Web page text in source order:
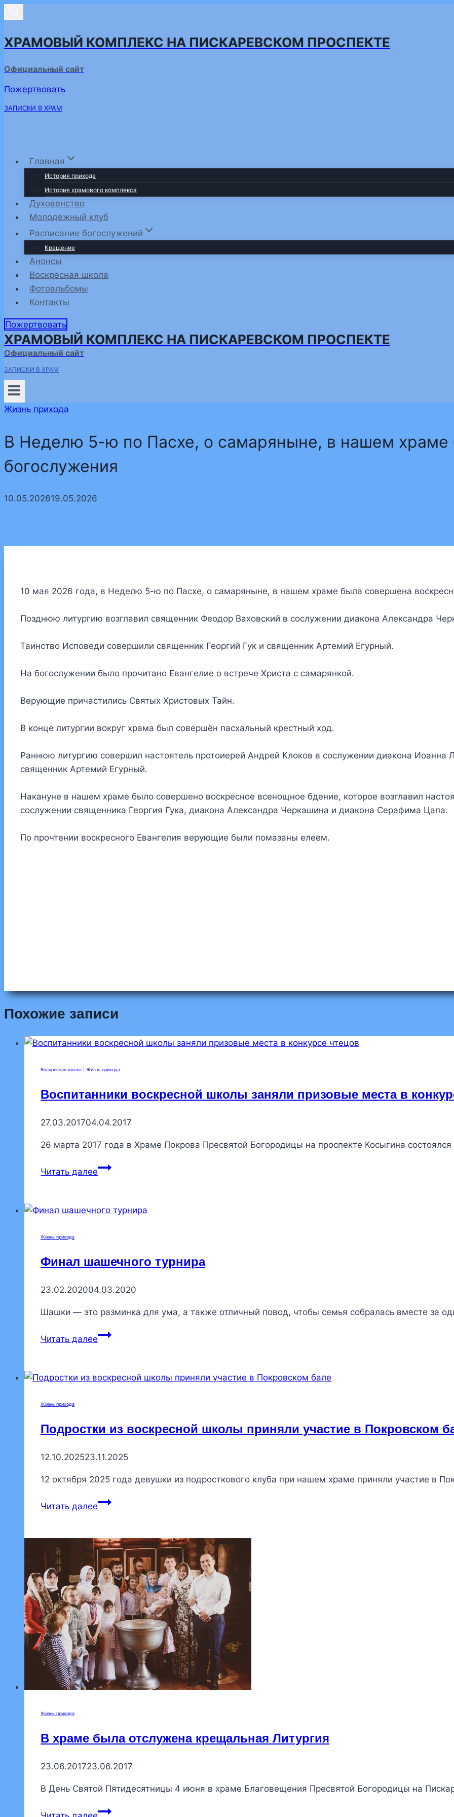
содержимому
ХРАМОВЫЙ КОМПЛЕКС НА ПИСКАРЕВСКОМ ПРОСПЕКТЕ
Официальный сайт
Пожертвовать
ЗАПИСКИ В ХРАМ
Главная
История прихода
История храмового комплекса
Духовенство
Молодежный клуб
Расписание богослужений
Крещение
Анонсы
Воскресная школа
Фотоальбомы
Контакты
Пожертвовать
ХРАМОВЫЙ КОМПЛЕКС НА ПИСКАРЕВСКОМ ПРОСПЕКТЕ
Официальный сайт
ЗАПИСКИ В ХРАМ
Жизнь прихода
В Неделю 5-ю по Пасхе, о самаряныне, в нашем
богослужения
10.05.202619.05.2026
10 мая 2026 года, в Неделю 5-ю по Пасхе, о самаряныне, в нашем храме была совершена
Позднюю литургию возглавил священник Феодор Ваховский в сослужении диакона Александра
Таинство Исповеди совершили священник Георгий Гук и священник Артемий Егурный.
На богослужении было прочитано Евангелие о встрече Христа с самарянкой.
Верующие причастились Святых Христовых Тайн.
В конце литургии вокруг храма был совершён пасхальный крестный ход.
Раннюю литургию совершил настоятель протоиерей Андрей Клоков в сослужении диакона Иоанна
священник Артемий Егурный.
Накануне в нашем храме было совершено воскресное всенощное бдение, которое возглавил
сослужении священника Георгия Гука, диакона Александра Черкашина и диакона Серафима Цапа.
По прочтении воскресного Евангелия верующие были помазаны елеем.
Похожие записи
Воскресная школа Жизнь прихода
Воспитанники воскресной школы заняли призовые места в
27.03.201704.04.2017
26 марта 2017 года в Храме Покрова Пресвятой Богородицы на проспекте Косыгина
Читать далееВоспитанники
заняли
конкурсе
Жизнь прихода
Финал шашечного турнира
23.02.202004.03.2020
Шашки — это разминка для ума, а также отличный повод, чтобы семья собралась вместе за
Читать далееФинал
Жизнь прихода
Подростки из воскресной школы приняли участие в Покровском
12.10.202523.11.2025
12 октября 2025 года девушки из подросткового клуба при нашем храме приняли участие в
Читать далееПодростки
школы
приняли
участие
в
Покровском
бале
Жизнь прихода
В храме была отслужена крещальная Литургия
23.06.201723.06.2017
В День Святой Пятидесятницы 4 июня в храме Благовещения Пресвятой Богородицы на
В